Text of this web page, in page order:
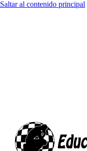
Saltar al contenido principal